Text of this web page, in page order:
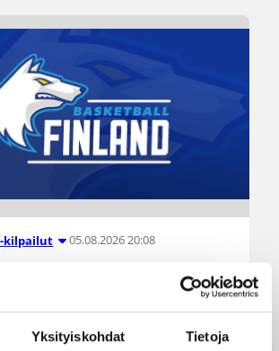
Yksityiskohdat Tietoja
kilpailut 05.08.2026 20:08
Nordic Open -